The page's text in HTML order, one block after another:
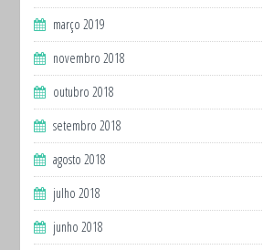
março 2019
novembro 2018
outubro 2018
setembro 2018
agosto 2018
julho 2018
junho 2018